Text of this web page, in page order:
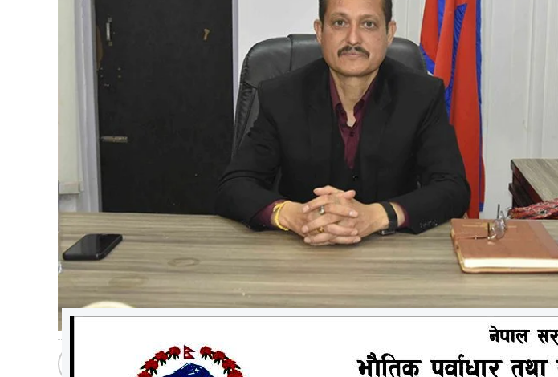
२०८० श्रावण १९, शुक्रबार १९:२५